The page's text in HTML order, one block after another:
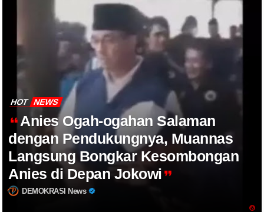
HOT NEWS
Anies Ogah-ogahan Salaman
dengan Pendukungnya, Muannas
Langsung Bongkar Kesombongan
Anies di Depan Jokowi
DEMOKRASI News